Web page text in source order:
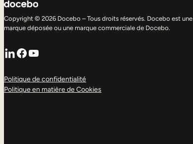
Copyright © 2026 Docebo – Tous droits réservés. Docebo est une
marque déposée ou une marque commerciale de Docebo.
LinkedIn
Facebook
YouTube
Politique de confidentialité
Politique en matière de Cookies